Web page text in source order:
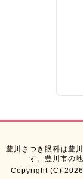
豊川さつき眼科は豊
す。豊川市の
Copyright (C)